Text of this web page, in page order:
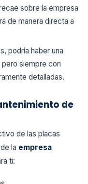
sobre la empresa
de manera directa a
podría haber una
siempre con
detalladas.
de
de las placas
la empresa
ti: